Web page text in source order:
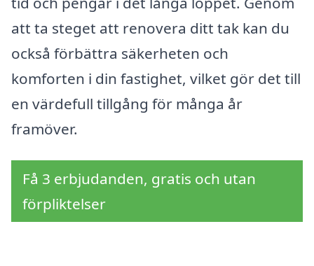
att ta steget att renovera ditt tak kan du
också förbättra säkerheten och
komforten i din fastighet, vilket gör det till
en värdefull tillgång för många år
framöver.
Få 3 erbjudanden, gratis och utan
förpliktelser